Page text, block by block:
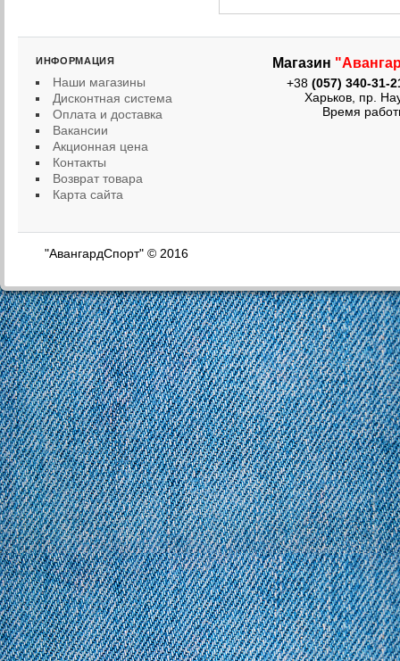
ИНФОРМАЦИЯ
Наши магазины
Дисконтная система
Оплата и доставка
Вакансии
Акционная цена
Контакты
Возврат товара
Карта сайта
Магазин
+38 (057) 340-31-
Харьков, пр.
Время работы:
"АвангардСпорт" © 2016